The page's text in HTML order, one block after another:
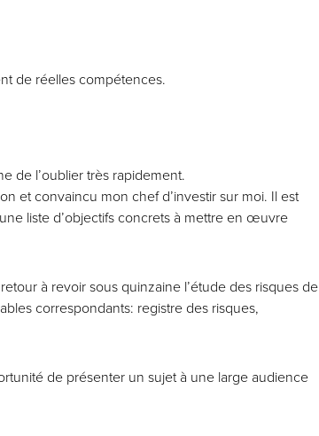
de réelles compétences.
de l’oublier très rapidement.
et convaincu mon chef d’investir sur moi. Il est
liste d’objectifs concrets à mettre en œuvre
à revoir sous quinzaine l’étude des risques de
correspondants: registre des risques,
de présenter un sujet à une large audience